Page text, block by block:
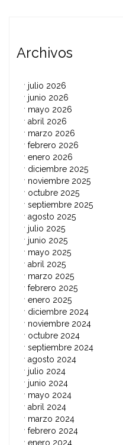
Archivos
julio 2026
junio 2026
mayo 2026
abril 2026
marzo 2026
febrero 2026
enero 2026
diciembre 2025
noviembre 2025
octubre 2025
septiembre 2025
agosto 2025
julio 2025
junio 2025
mayo 2025
abril 2025
marzo 2025
febrero 2025
enero 2025
diciembre 2024
noviembre 2024
octubre 2024
septiembre 2024
agosto 2024
julio 2024
junio 2024
mayo 2024
abril 2024
marzo 2024
febrero 2024
enero 2024